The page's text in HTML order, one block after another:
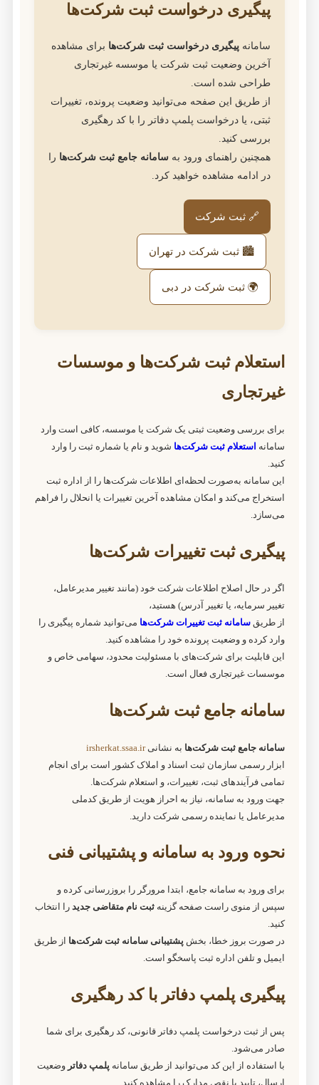
پیگیری درخواست ثبت شرکت‌ها
سامانه پیگیری درخواست ثبت شرکت‌ها برای مشاهده
آخرین وضعیت ثبت شرکت یا موسسه غیرتجاری
طراحی شده است.
از طریق این صفحه می‌توانید وضعیت پرونده، تغییرات
ثبتی، یا درخواست پلمپ دفاتر را با کد رهگیری
بررسی کنید.
همچنین راهنمای ورود به سامانه جامع ثبت شرکت‌ها را
در ادامه مشاهده خواهید کرد.
🔗 ثبت شرکت
🏙 ثبت شرکت در تهران
🌍 ثبت شرکت در دبی
استعلام ثبت شرکت‌ها و موسسات
غیرتجاری
برای بررسی وضعیت ثبتی یک شرکت یا موسسه، کافی است وارد
سامانه استعلام ثبت شرکت‌ها شوید و نام یا شماره ثبت را وارد
کنید.
این سامانه به‌صورت لحظه‌ای اطلاعات شرکت‌ها را از اداره ثبت
استخراج می‌کند و امکان مشاهده آخرین تغییرات یا انحلال را فراهم
می‌سازد.
پیگیری ثبت تغییرات شرکت‌ها
اگر در حال اصلاح اطلاعات شرکت خود (مانند تغییر مدیرعامل،
تغییر سرمایه، یا تغییر آدرس) هستید،
از طریق سامانه ثبت تغییرات شرکت‌ها می‌توانید شماره پیگیری را
وارد کرده و وضعیت پرونده خود را مشاهده کنید.
این قابلیت برای شرکت‌های با مسئولیت محدود، سهامی خاص و
موسسات غیرتجاری فعال است.
سامانه جامع ثبت شرکت‌ها
سامانه جامع ثبت شرکت‌ها به نشانیirsherkat.ssaa.ir
ابزار رسمی سازمان ثبت اسناد و املاک کشور است برای انجام
تمامی فرآیندهای ثبت، تغییرات، و استعلام شرکت‌ها.
جهت ورود به سامانه، نیاز به احراز هویت از طریق کدملی
مدیرعامل یا نماینده رسمی شرکت دارید.
نحوه ورود به سامانه و پشتیبانی فنی
برای ورود به سامانه جامع، ابتدا مرورگر را بروزرسانی کرده و
سپس از منوی راست صفحه گزینه ثبت نام متقاضی جدید را انتخاب
کنید.
در صورت بروز خطا، بخش پشتیبانی سامانه ثبت شرکت‌ها از طریق
ایمیل و تلفن اداره ثبت پاسخگو است.
پیگیری پلمپ دفاتر با کد رهگیری
پس از ثبت درخواست پلمپ دفاتر قانونی، کد رهگیری برای شما
صادر می‌شود.
با استفاده از این کد می‌توانید از طریق سامانه پلمپ دفاتر وضعیت
ارسال، تایید یا نقص مدارک را مشاهده کنید.